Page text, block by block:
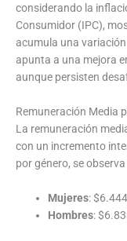
considerando la
Consumidor (IPC),
acumula una
apunta a una mejora
aunque persisten
Remuneración Media
La remuneración
con un incremento
por género, se
Mujeres:
Hombres: